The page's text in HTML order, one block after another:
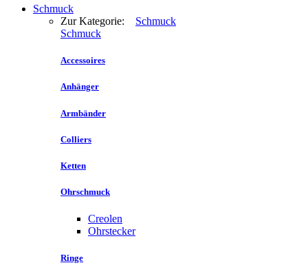
Schmuck
Zur Kategorie: Schmuck
Schmuck
Accessoires
Anhänger
Armbänder
Colliers
Ketten
Ohrschmuck
Creolen
Ohrstecker
Ringe